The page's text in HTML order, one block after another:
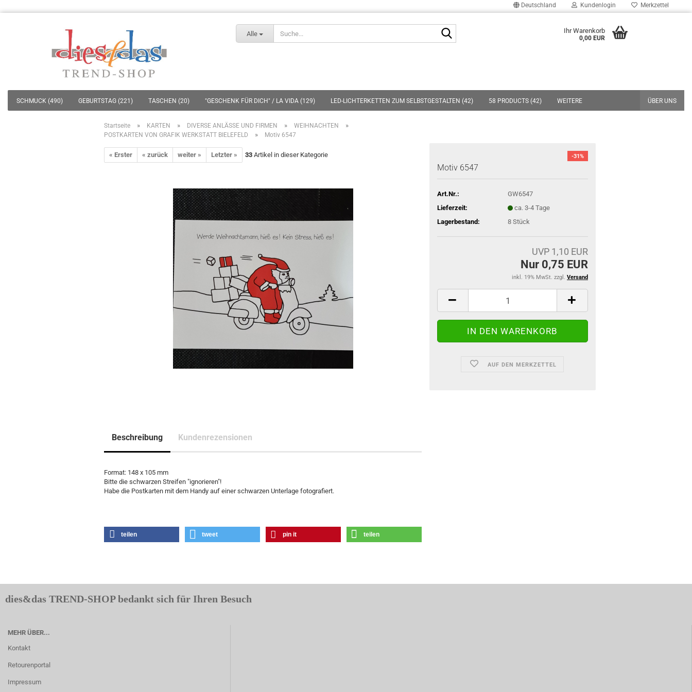
Deutschland Kundenlogin Merkzettel
Alle Ihr Warenkorb
0,00 EUR
SCHMUCK (490) GEBURTSTAG (221) TASCHEN (20) "GESCHENK FÜR DICH" / LA VIDA (129) LED-LICHTERKETTEN ZUM SELBSTGESTALTEN (42) 58 PRODUCTS (42) ÜBER UNS
WEITERE
Startseite » KARTEN » DIVERSE ANLÄSSE UND FIRMEN » WEIHNACHTEN »
POSTKARTEN VON GRAFIK WERKSTATT BIELEFELD » Motiv 6547
« Erster « zurück weiter » Letzter » 33 Artikel in dieser Kategorie -31%
Motiv 6547
Art.Nr.:
GW6547
Lieferzeit:
ca. 3-4 Tage
Lagerbestand:
8 Stück
UVP 1,10 EUR
Nur 0,75 EUR
inkl. 19% MwSt. zzgl. Versand
AUF DEN MERKZETTEL
Beschreibung Kundenrezensionen
Format: 148 x 105 mm
Bitte die schwarzen Streifen "ignorieren"!
Habe die Postkarten mit dem Handy auf einer schwarzen Unterlage fotografiert.
teilen tweet pin it teilen
dies&das TREND-SHOP bedankt sich für Ihren Besuch
MEHR ÜBER...
Kontakt
Retourenportal
Impressum